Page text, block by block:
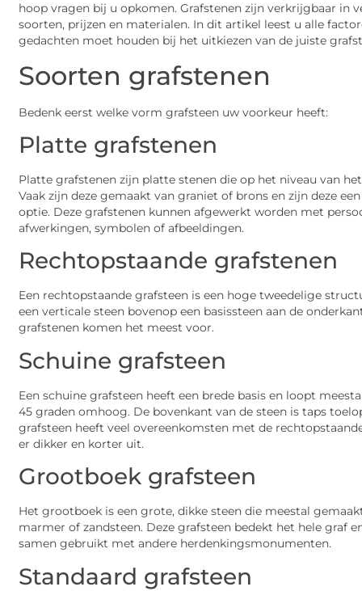
hoop vragen bij u opkomen. Grafstenen zijn verkrijgbaar in
soorten, prijzen en materialen. In dit artikel leest u alle
gedachten moet houden bij het uitkiezen van de juiste
Soorten grafstenen
Bedenk eerst welke vorm grafsteen uw voorkeur heeft:
Platte grafstenen
Platte grafstenen zijn platte stenen die op het niveau van
Vaak zijn deze gemaakt van graniet of brons en zijn deze
optie. Deze grafstenen kunnen afgewerkt worden met
afwerkingen, symbolen of afbeeldingen.
Rechtopstaande grafstenen
Een rechtopstaande grafsteen is een hoge tweedelige
een verticale steen bovenop een basissteen aan de
grafstenen komen het meest voor.
Schuine grafsteen
Een schuine grafsteen heeft een brede basis en loopt
45 graden omhoog. De bovenkant van de steen is taps
grafsteen heeft veel overeenkomsten met de
er dikker en korter uit.
Grootboek grafsteen
Het grootboek is een grote, dikke steen die meestal
marmer of zandsteen. Deze grafsteen bedekt het hele graf
samen gebruikt met andere herdenkingsmonumenten.
Standaard grafsteen